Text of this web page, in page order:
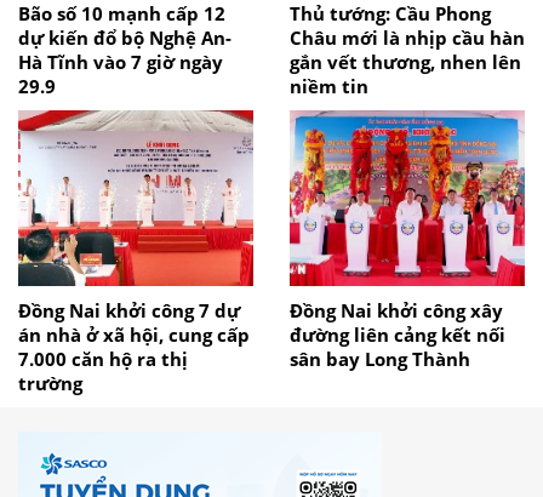
Bão số 10 mạnh cấp 12
dự kiến đổ bộ Nghệ An-
Hà Tĩnh vào 7 giờ ngày
29.9
Thủ tướng: Cầu Phong
Châu mới là nhịp cầu hàn
gắn vết thương, nhen lên
niềm tin
Đồng Nai khởi công 7 dự
án nhà ở xã hội, cung cấp
7.000 căn hộ ra thị
trường
Đồng Nai khởi công xây
đường liên cảng kết nối
sân bay Long Thành